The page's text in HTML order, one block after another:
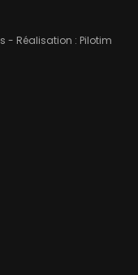
- Réalisation : Pilotim